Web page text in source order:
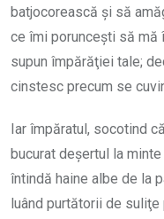
batjocorească şi să
ce îmi porunceşti să mă
supun împărăţiei tale;
cinstesc precum se
Iar împăratul, socotind
bucurat deşertul la
întindă haine albe de la
luând purtătorii de suliţe